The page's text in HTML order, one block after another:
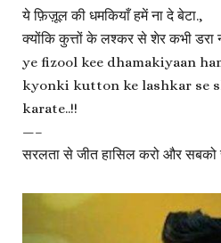
ये फ़िज़ूल की धमकियाँ हमें ना दे बेटा.,
क्योंकि कुत्तों के लश्कर से शेर कभी डरा
ye fizool kee dhamakiyaan
kyonki kutton ke lashkar se
karate..!!
—–
सरलता से जीत हासिल करो और सबको